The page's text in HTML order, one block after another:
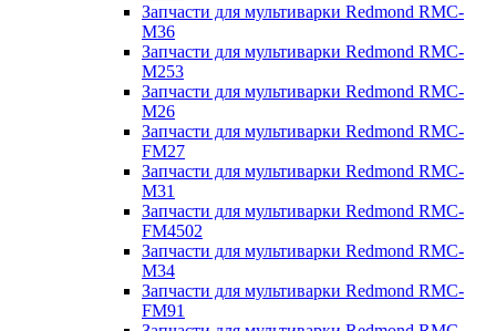
Запчасти для мультиварки Redmond RMC-
M36
Запчасти для мультиварки Redmond RMC-
M253
Запчасти для мультиварки Redmond RMC-
M26
Запчасти для мультиварки Redmond RMC-
FM27
Запчасти для мультиварки Redmond RMC-
M31
Запчасти для мультиварки Redmond RMC-
FM4502
Запчасти для мультиварки Redmond RMC-
M34
Запчасти для мультиварки Redmond RMC-
FM91